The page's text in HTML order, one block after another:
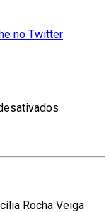
Rocha Veiga